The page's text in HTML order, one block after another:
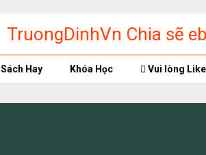
TruongDinhVn Chia sẽ
phần mềm học tập miễn
Sách Hay Khóa Học Vui lòng